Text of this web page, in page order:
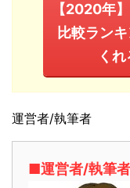
【2020年
比較ラン
く
運営者/執筆者
■運営者/執筆